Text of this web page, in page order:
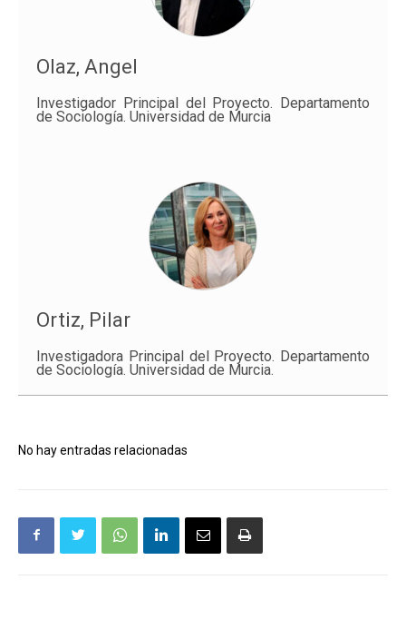
Olaz, Angel
Investigador Principal del Proyecto. Departamento
de Sociología. Universidad de Murcia
Ortiz, Pilar
Investigadora Principal del Proyecto. Departamento
de Sociología. Universidad de Murcia.
No hay entradas relacionadas